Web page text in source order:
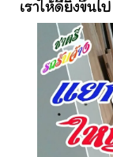
เราให้ดียิ่งขึ้นไป